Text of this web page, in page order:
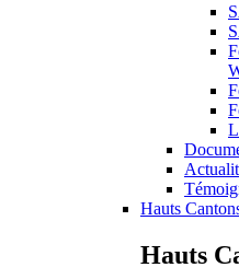
Hauts
Hauts